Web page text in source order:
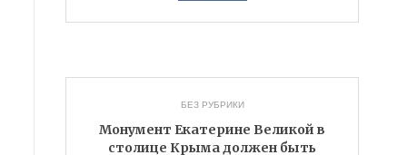
БЕЗ РУБРИКИ
Монумент Екатерине Великой в
столице Крыма должен быть